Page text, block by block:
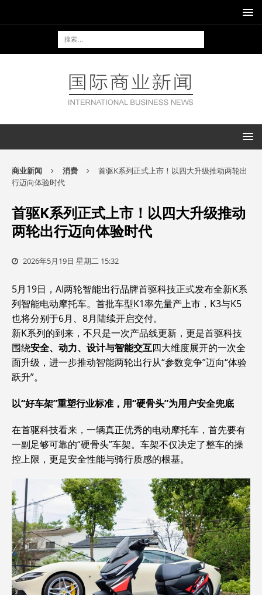
商业新闻 消费
首驱K系列正式上市！以四大升级推动两轮出
行迈向体验时代
首驱K系列正式上市！以四大升级推动
两轮出行迈向体验时代
2026年5月19日 星期二 15:32
5月19日，AI两轮智能出行品牌首驱科技正式发布全新K系
列智能电动摩托车。首批车型K1率先量产上市，K3与K5
也将分别于6月、8月陆续开启交付。
新K系列的到来，不只是一次产品线更新，更是首驱科技
围绕安全、动力、设计与智能交互四大维度展开的一次全
面升级，进一步推动智能两轮出行从“参数竞争”迈向“体验
跃升”。
以“好车架”重塑行业标准，用“硬骨头”为用户安全兜底
在首驱科技看来，一辆真正优秀的电动摩托车，首先要有
一副足够可靠的“硬骨头”车架。车架不仅决定了整车的操
控上限，更是安全性能与骑行质感的根基。